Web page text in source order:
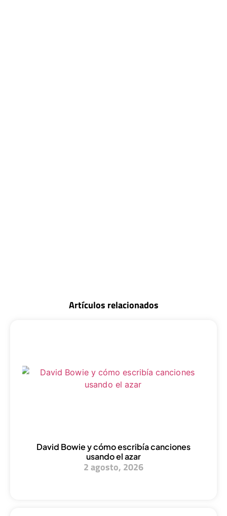
Artículos relacionados
David Bowie y cómo escribía canciones
usando el azar
2 agosto, 2026